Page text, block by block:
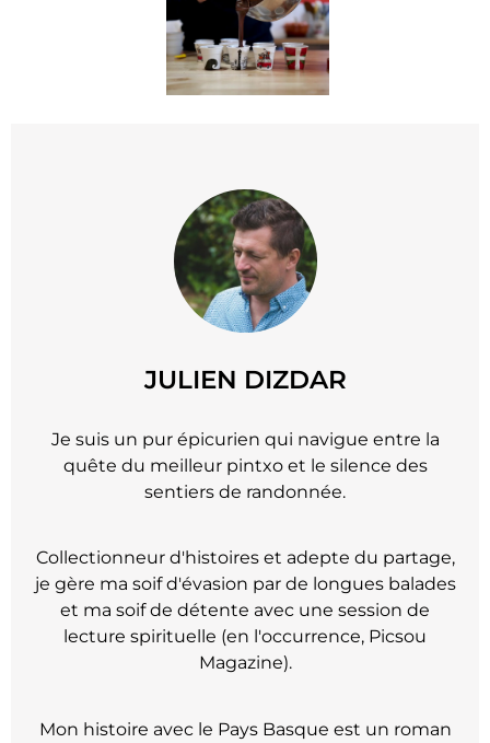
JULIEN DIZDAR
Je suis un pur épicurien qui navigue entre la
quête du meilleur pintxo et le silence des
sentiers de randonnée.
Collectionneur d'histoires et adepte du partage,
je gère ma soif d'évasion par de longues balades
et ma soif de détente avec une session de
lecture spirituelle (en l'occurrence, Picsou
Magazine).
Mon histoire avec le Pays Basque est un roman